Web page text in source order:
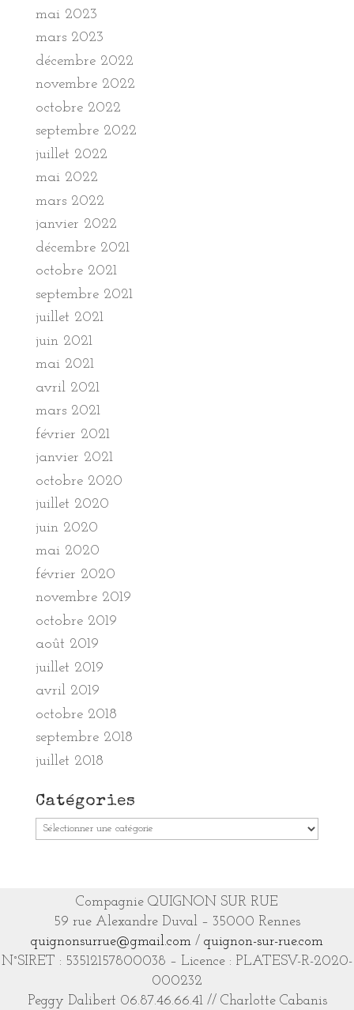
mai 2023
mars 2023
décembre 2022
novembre 2022
octobre 2022
septembre 2022
juillet 2022
mai 2022
mars 2022
janvier 2022
décembre 2021
octobre 2021
septembre 2021
juillet 2021
juin 2021
mai 2021
avril 2021
mars 2021
février 2021
janvier 2021
octobre 2020
juillet 2020
juin 2020
mai 2020
février 2020
novembre 2019
octobre 2019
août 2019
juillet 2019
avril 2019
octobre 2018
septembre 2018
juillet 2018
Catégories
Catégories
Compagnie QUIGNON SUR RUE
59 rue Alexandre Duval – 35000 Rennes
quignonsurrue@gmail.com / quignon-sur-rue.com
N°SIRET : 53512157800038 – Licence : PLATESV-R-2020-
000232
Peggy Dalibert 06.87.46.66.41 // Charlotte Cabanis